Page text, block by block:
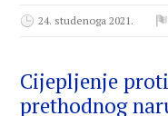
24. studenoga 2021.
Cijepljenje
prethodnog